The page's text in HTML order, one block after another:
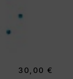
30,00 €